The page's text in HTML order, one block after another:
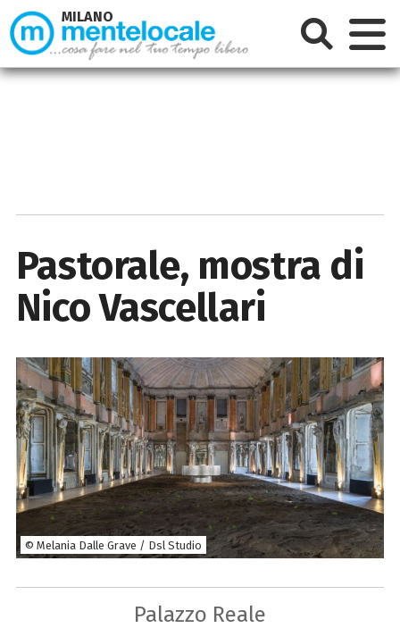
Pastorale, mostra di
Nico Vascellari
© Melania Dalle Grave / Dsl Studio
Palazzo Reale
MILANO